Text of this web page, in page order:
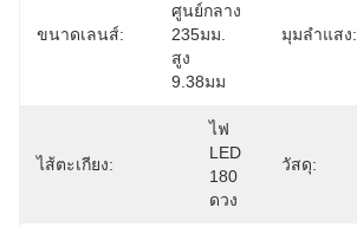
ขนาดเลนส์:
ศูนย์กลาง
235มม.
สูง
9.38มม
มุมลำแสง:
ไส้ตะเกียง:
ไฟ
LED
180
ดวง
วัสดุ: